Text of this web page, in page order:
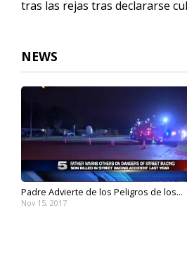
tras las rejas tras declararse
NEWS
Padre Advierte de los Peligros de los...
Nov 15, 2017